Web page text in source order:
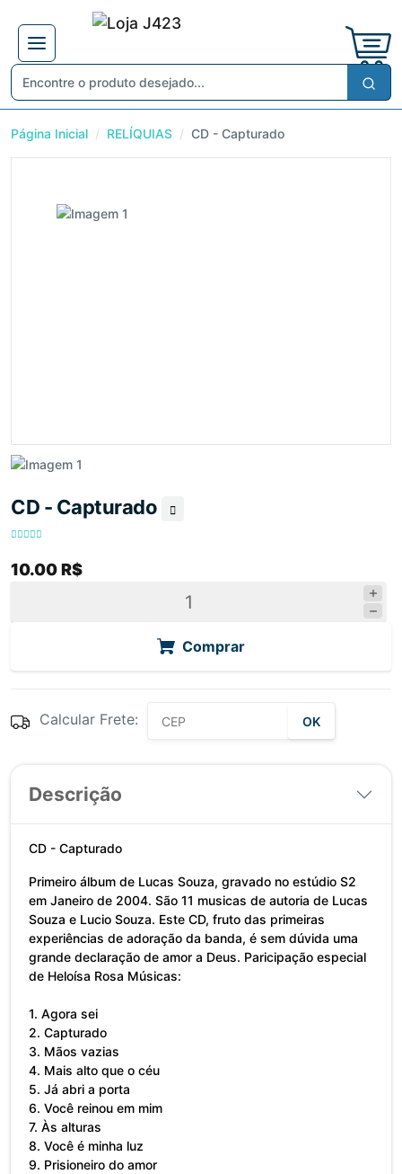
Página Inicial RELÍQUIAS CD - Capturado
CD - Capturado
10.00 R$
Comprar
Calcular Frete: OK
Descrição
CD - Capturado
Primeiro álbum de Lucas Souza, gravado no estúdio S2
em Janeiro de 2004. São 11 musicas de autoria de Lucas
Souza e Lucio Souza. Este CD, fruto das primeiras
experiências de adoração da banda, é sem dúvida uma
grande declaração de amor a Deus. Paricipação especial
de Heloísa Rosa Músicas:
1. Agora sei
2. Capturado
3. Mãos vazias
4. Mais alto que o céu
5. Já abri a porta
6. Você reinou em mim
7. Às alturas
8. Você é minha luz
9. Prisioneiro do amor